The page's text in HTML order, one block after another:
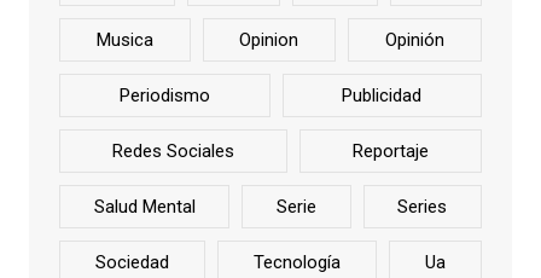
Musica Opinion Opinión
Periodismo Publicidad
Redes Sociales Reportaje
Salud Mental Serie Series
Sociedad Tecnología Ua